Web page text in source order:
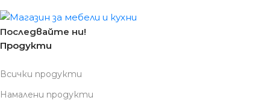
Последвайте ни!
Продукти
Всички продукти
Намалени продукти